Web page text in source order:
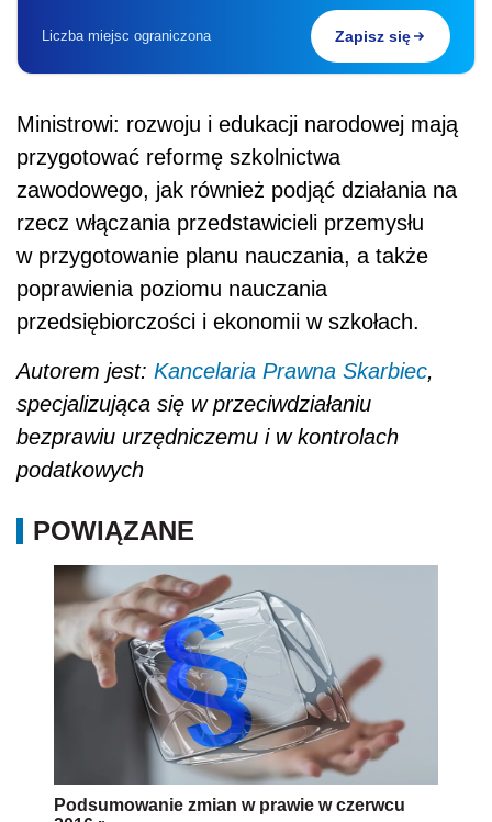
Liczba miejsc ograniczona Zapisz się
Ministrowi: rozwoju i edukacji narodowej mają
przygotować reformę szkolnictwa
zawodowego, jak również podjąć działania na
rzecz włączania przedstawicieli przemysłu
w przygotowanie planu nauczania, a także
poprawienia poziomu nauczania
przedsiębiorczości i ekonomii w szkołach.
Autorem jest: Kancelaria Prawna Skarbiec,
specjalizująca się w przeciwdziałaniu
bezprawiu urzędniczemu i w kontrolach
podatkowych
POWIĄZANE
Podsumowanie zmian w prawie w czerwcu